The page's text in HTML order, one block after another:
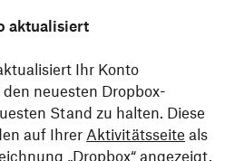
aktualisiert
Ihr Konto
neuesten Dropbox-
Stand zu halten. Diese
auf Ihrer Aktivitätsseite als
„Dropbox“ angezeigt.